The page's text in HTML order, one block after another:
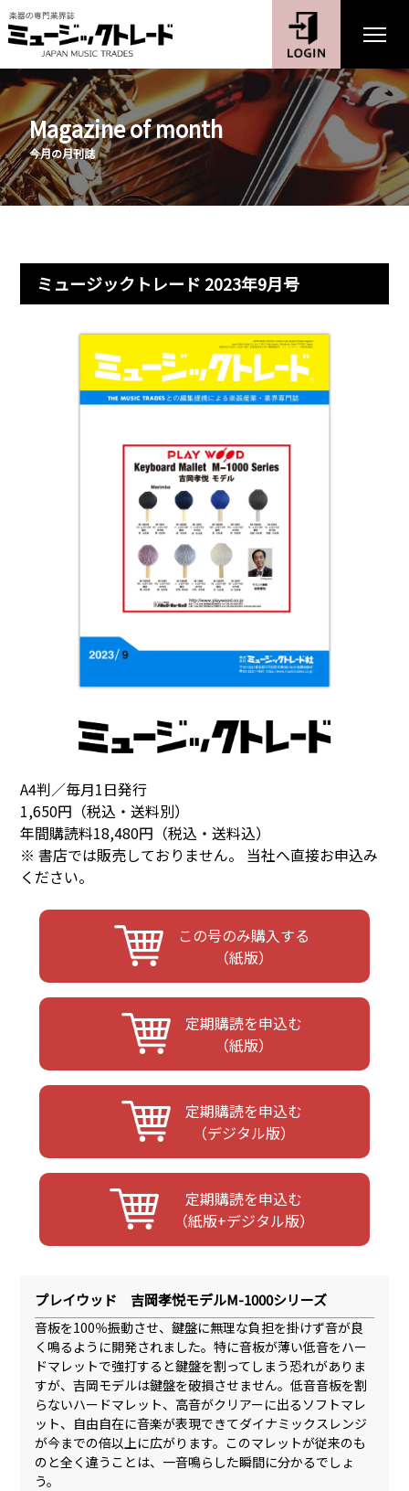
Magazine of month
今月の月刊誌
ミュージックトレード 2023年9月号
A4判／毎月1日発行
1,650円（税込・送料別）
年間購読料18,480円（税込・送料込）
※ 書店では販売しておりません。 当社へ直接お申込み
ください。
この号のみ購入する
（紙版）
定期購読を申込む
（紙版）
定期購読を申込む
（デジタル版）
定期購読を申込む
（紙版+デジタル版）
プレイウッド 吉岡孝悦モデルM-1000シリーズ
音板を100％振動させ、鍵盤に無理な負担を掛けず音が良
く鳴るように開発されました。特に音板が薄い低音をハー
ドマレットで強打すると鍵盤を割ってしまう恐れがありま
すが、吉岡モデルは鍵盤を破損させません。低音音板を割
らないハードマレット、高音がクリアーに出るソフトマレ
ット、自由自在に音楽が表現できてダイナミックスレンジ
が今までの倍以上に広がります。このマレットが従来のも
のと全く違うことは、一音鳴らした瞬間に分かるでしょ
う。